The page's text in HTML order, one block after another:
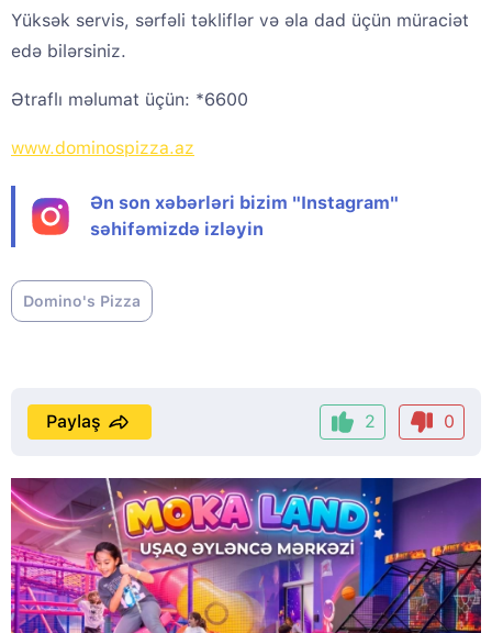
Yüksək servis, sərfəli təkliflər və əla dad üçün müraciət
edə bilərsiniz.
Ətraflı məlumat üçün: *6600
www.dominospizza.az
Ən son xəbərləri bizim "Instagram"
səhifəmizdə izləyin
Domino's Pizza
2 0
Paylaş